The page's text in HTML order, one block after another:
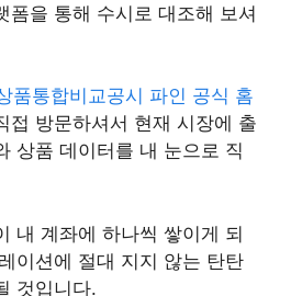
폼을 통해 수시로 대조해 보셔
품통합비교공시 파인 공식 홈
접 방문하셔서 현재 시장에 출
상품 데이터를 내 눈으로 직
내 계좌에 하나씩 쌓이게 되
이션에 절대 지지 않는 탄탄
것입니다.